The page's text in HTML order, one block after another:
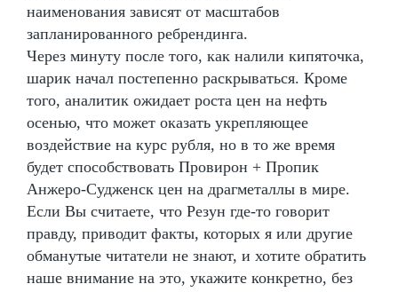
наименования зависят от масштабов
запланированного ребрендинга.
Через минуту после того, как налили кипяточка,
шарик начал постепенно раскрываться. Кроме
того, аналитик ожидает роста цен на нефть
осенью, что может оказать укрепляющее
воздействие на курс рубля, но в то же время
будет способствовать Провирон + Пропик
Анжеро-Судженск цен на драгметаллы в мире.
Если Вы считаете, что Резун где-то говорит
правду, приводит факты, которых я или другие
обманутые читатели не знают, и хотите обратить
наше внимание на это, укажите конкретно, без